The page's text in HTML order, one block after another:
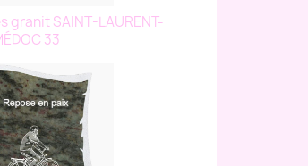
granit SAINT-LAURENT-
33